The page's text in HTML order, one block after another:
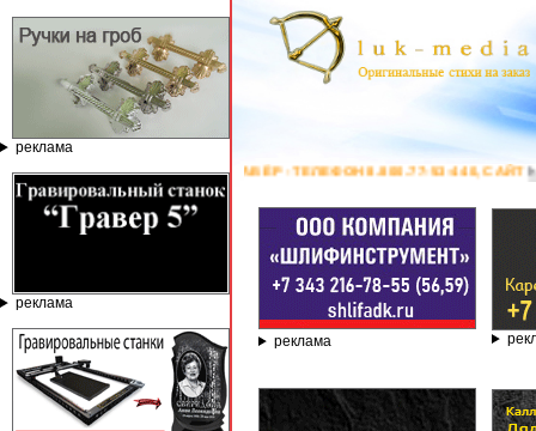
реклама
реклама
ОТ КОМПАНИИ ГРАВЁР - ТЕЛЕФОН 8.800.77-53-440, САЙТhttps://
реклама